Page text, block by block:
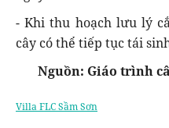
- Khi thu hoạch lưu lý
cây có thể tiếp tục tái
Nguồn: Giáo trình
Villa FLC Sầm Sơn